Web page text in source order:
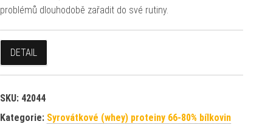
problémů dlouhodobě zařadit do své rutiny.
DETAIL
SKU: 42044
Kategorie: Syrovátkové (whey) proteiny 66-80% bílkovin